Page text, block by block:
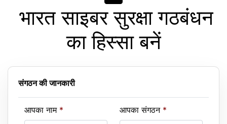
भारत साइबर सुरक्षा गठबंधन
का हिस्सा बनें
संगठन की जानकारी
आपका नाम* आपका संगठन*